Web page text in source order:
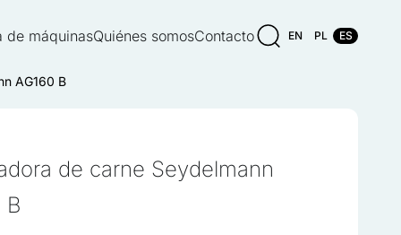
de máquinasQuiénes somosContacto EN PL ES
AG160 B
de carne Seydelmann
B